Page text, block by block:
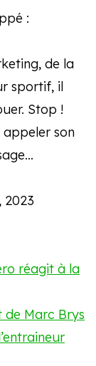
:
de la
sportif, il
Stop !
son
2023
réagit à la
de Marc Brys